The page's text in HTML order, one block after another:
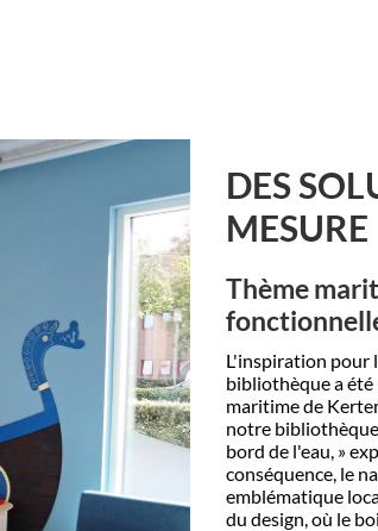
DES
MESURE
Thème
L'inspiration pour
bibliothèquea
maritime de
notre bibliothè
bord de l'eau, »
conséquence, le
emblématique
du design, où le